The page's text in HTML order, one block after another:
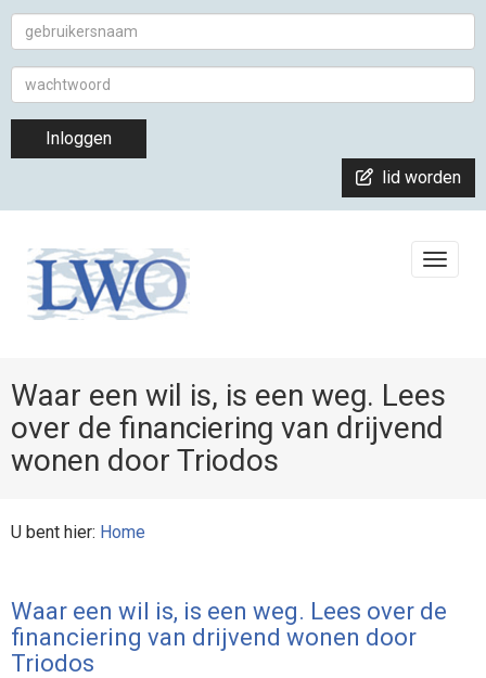
Inloggen
lid worden
Waar een wil is, is een weg. Lees
over de financiering van drijvend
wonen door Triodos
U bent hier: Home
Waar een wil is, is een weg. Lees over de
financiering van drijvend wonen door
Triodos